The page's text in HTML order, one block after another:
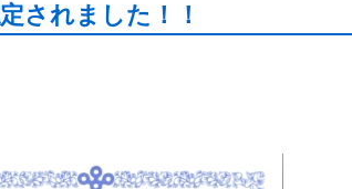
されました！！